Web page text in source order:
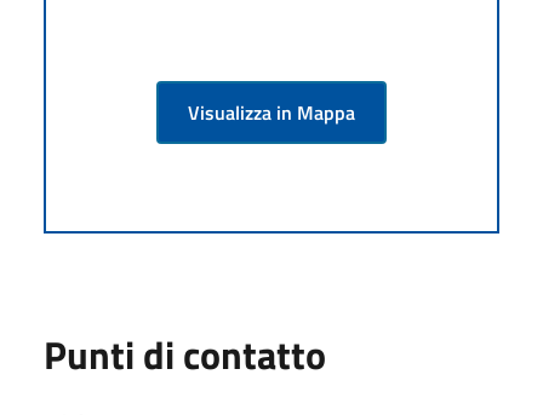
Visualizza in Mappa
Punti di contatto